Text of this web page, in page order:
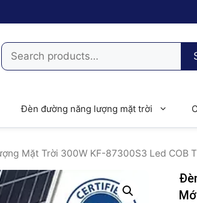
Search
for:
Đèn đường năng lượng mặt trời
Mặt Trời 300W KF-87300S3 Led COB